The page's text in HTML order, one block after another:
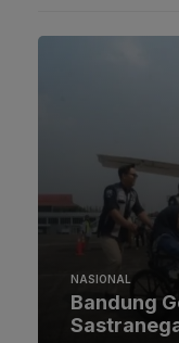
NASIONAL
Bandung